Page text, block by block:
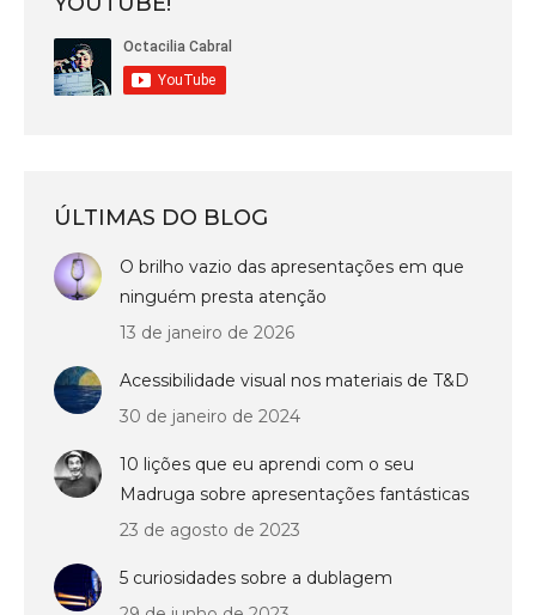
ÚLTIMAS DO BLOG
O brilho vazio das apresentações em que
ninguém presta atenção
13 de janeiro de 2026
Acessibilidade visual nos materiais de T&D
30 de janeiro de 2024
10 lições que eu aprendi com o seu
Madruga sobre apresentações fantásticas
23 de agosto de 2023
5 curiosidades sobre a dublagem